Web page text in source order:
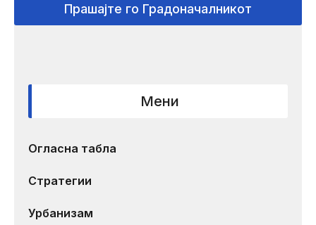
Прашајте го Градоначалникот
Мени
Огласна табла
Стратегии
Урбанизам